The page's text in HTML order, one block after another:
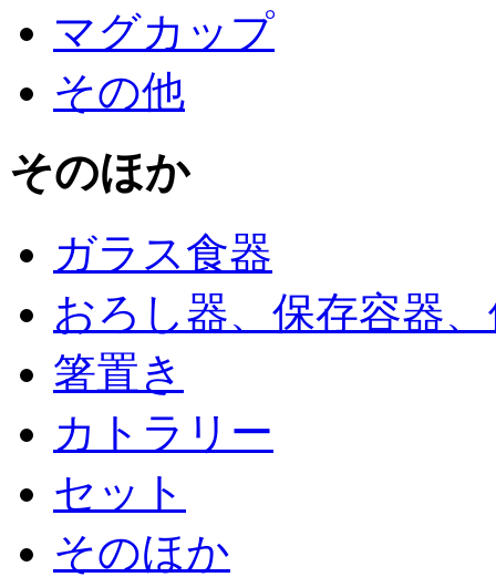
マグカップ
その他
そのほか
ガラス食器
おろし器、保存容器
箸置き
カトラリー
セット
そのほか